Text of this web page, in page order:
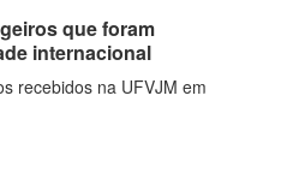
que foram
internacional
recebidos na UFVJM em